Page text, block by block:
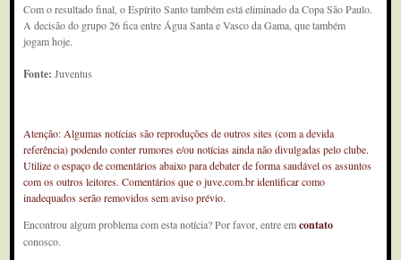
Com o resultado final, o Espírito Santo também está eliminado da Copa São Paulo.
A decisão do grupo 26 fica entre Água Santa e Vasco da Gama, que também
jogam hoje.
Fonte:Juventus
Atenção: Algumas notícias são reproduções de outros sites (com a devida
referência) podendo conter rumores e/ou notícias ainda não divulgadas pelo clube.
Utilize o espaço de comentários abaixo para debater de forma saudável os assuntos
com os outros leitores. Comentários que o juve.com.br identificar como
inadequados serão removidos sem aviso prévio.
Encontrou algum problema com esta notícia? Por favor, entre emcontato
conosco.